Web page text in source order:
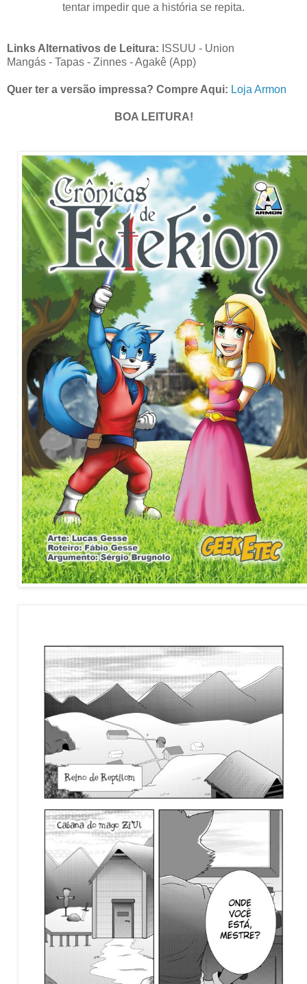
tentar impedir que a história se repita.
Links Alternativos de Leitura: SSUU - Union
Mangás - Tapas - Zinnes - Agakê (App)
Quer ter a versão impressa? Compre Aqui: Loja Armon
BOA LEITURA!